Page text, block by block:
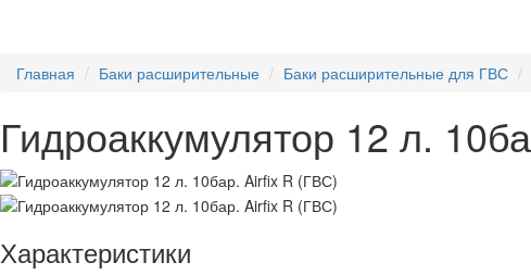
Главная Баки расширительные Баки расширительные для ГВС
Гидроаккумулятор 12 л.
Характеристики